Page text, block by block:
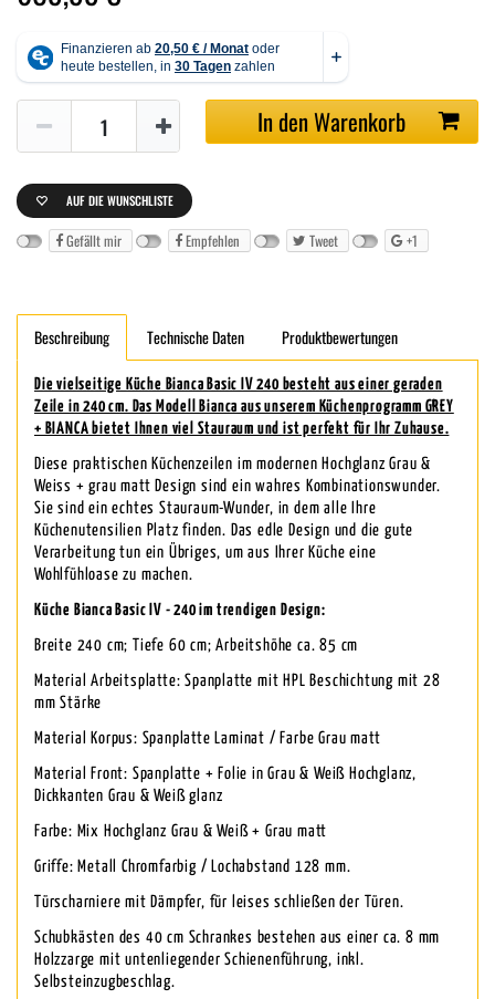
In den Warenkorb
AUF DIE WUNSCHLISTE
Gefällt mir Empfehlen Tweet +1
Beschreibung Technische Daten Produktbewertungen
Die vielseitige Küche Bianca Basic IV 240 besteht aus einer geraden
Zeile in 240 cm. Das Modell Bianca aus unserem Küchenprogramm GREY
+ BIANCA bietet Ihnen viel Stauraum und ist perfekt für Ihr Zuhause.
Diese praktischen Küchenzeilen im modernen Hochglanz Grau &
Weiss + grau matt Design sind ein wahres Kombinationswunder.
Sie sind ein echtes Stauraum-Wunder, in dem alle Ihre
Küchenutensilien Platz finden. Das edle Design und die gute
Verarbeitung tun ein Übriges, um aus Ihrer Küche eine
Wohlfühloase zu machen.
Küche Bianca Basic IV - 240 im trendigen Design:
Breite 240 cm; Tiefe 60 cm; Arbeitshöhe ca. 85 cm
Material Arbeitsplatte: Spanplatte mit HPL Beschichtung mit 28
mm Stärke
Material Korpus: Spanplatte Laminat / Farbe Grau matt
Material Front: Spanplatte + Folie in Grau & Weiß Hochglanz,
Dickkanten Grau & Weiß glanz
Farbe: Mix Hochglanz Grau & Weiß + Grau matt
Griffe: Metall Chromfarbig / Lochabstand 128 mm.
Türscharniere mit Dämpfer, für leises schließen der Türen.
Schubkästen des 40 cm Schrankes bestehen aus einer ca. 8 mm
Holzzarge mit untenliegender Schienenführung, inkl.
Selbsteinzugbeschlag.